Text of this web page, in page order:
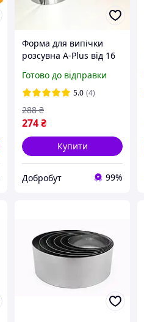
Форма для випічки
розсувна A-Plus від 16
Готово до відправки
5.0 (4)
274₴
288 ₴
Купити
Добробут 99%